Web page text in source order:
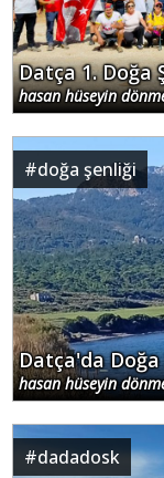
Datça 1. Doğa
hasan hüseyin
#doğa şenliği
Datça'da Doğa
hasan hüseyin
#dadadosk